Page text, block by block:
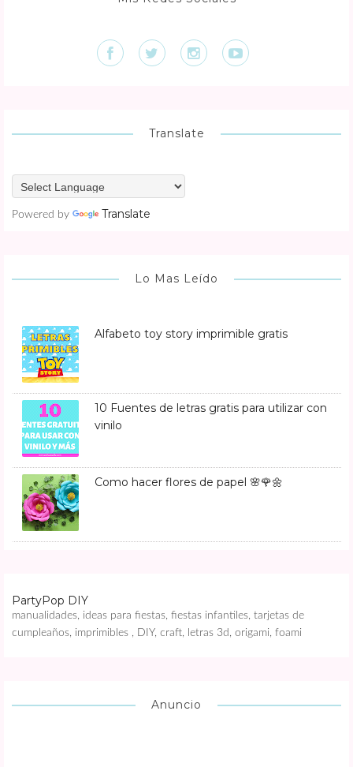
Translate
Powered by Translate
Lo Mas Leído
Alfabeto toy story imprimible gratis
10 Fuentes de letras gratis para utilizar con
vinilo
Como hacer flores de papel 🌸🌹🌼
PartyPop DIY
manualidades, ideas para fiestas, fiestas infantiles, tarjetas de
cumpleaños, imprimibles , DIY, craft, letras 3d, origami, foami
Anuncio